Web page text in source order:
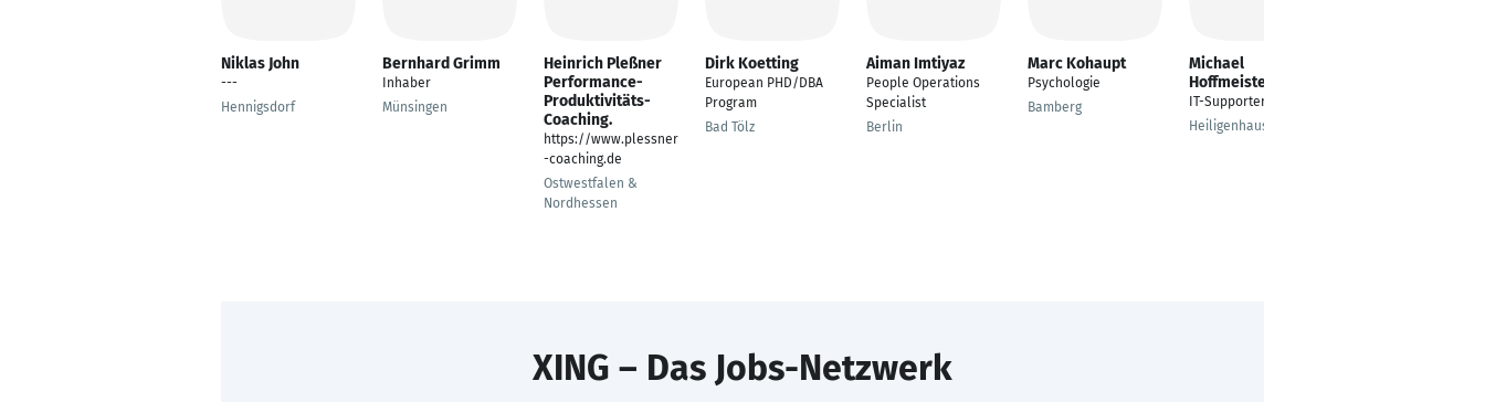
Niklas John
---
Hennigsdorf
Bernhard Grimm
Inhaber
Münsingen
Heinrich Pleßner
Performance-
Produktivitäts-
Coaching.
https://www.plessner
-coaching.de
Ostwestfalen &
Nordhessen
Dirk Koetting
European PHD/DBA
Program
Bad Tölz
Aiman Imtiyaz
People Operations
Specialist
Berlin
Marc Kohaupt
Psychologie
Bamberg
Michael
Hoffmeister
IT-Supporter
Heiligenhaus
XING – Das Jobs-Netzwerk